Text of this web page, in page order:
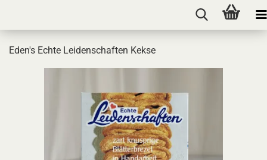
Eden's Echte Leidenschaften Kekse